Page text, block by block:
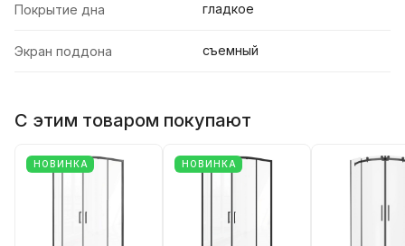
Покрытие дна гладкое
Экран поддона съемный
С этим товаром покупают
НОВИНКА НОВИНКА